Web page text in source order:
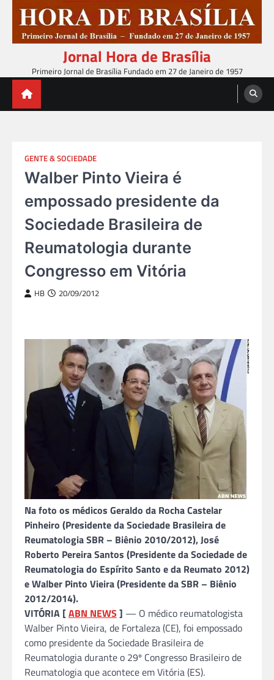
content
Jornal Hora de Brasília
Primeiro Jornal de Brasília Fundado em 27 de Janeiro de 1957
GENTE & SOCIEDADE
Walber Pinto Vieira é
empossado presidente da
Sociedade Brasileira de
Reumatologia durante
Congresso em Vitória
HB 20/09/2012
Na foto os médicos Geraldo da Rocha Castelar
Pinheiro (Presidente da Sociedade Brasileira de
Reumatologia SBR – Biênio 2010/2012), José
Roberto Pereira Santos (Presidente da Sociedade de
Reumatologia do Espírito Santo e da Reumato 2012)
e Walber Pinto Vieira (Presidente da SBR – Biênio
2012/2014).
VITÓRIA [ABN NEWS ] — O médico reumatologista
Walber Pinto Vieira, de Fortaleza (CE), foi empossado
como presidente da Sociedade Brasileira de
Reumatologia durante o 29º Congresso Brasileiro de
Reumatologia que acontece em Vitória (ES).